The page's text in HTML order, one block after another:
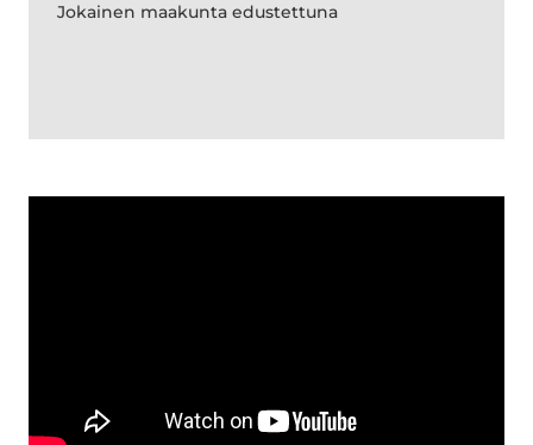
Jokainen maakunta edustettuna